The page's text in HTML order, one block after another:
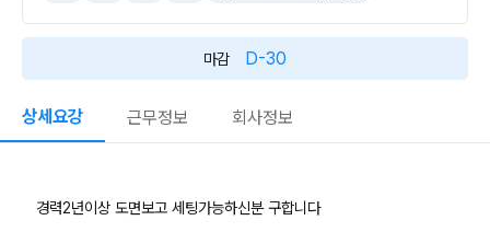
마감 D-30
상세요강 근무정보 회사정보
경력2년이상 도면보고 세팅가능하신분 구합니다